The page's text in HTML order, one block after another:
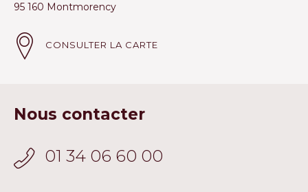
95 160 Montmorency
CONSULTER LA CARTE
Nous contacter
01 34 06 60 00